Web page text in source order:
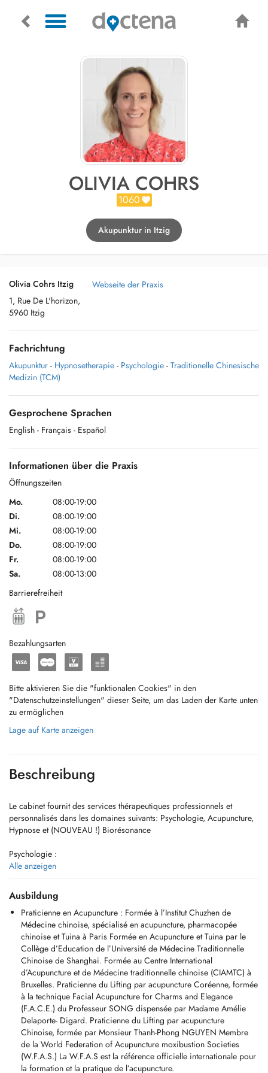
OLIVIA COHRS
1060
Akupunktur in Itzig
Olivia Cohrs Itzig
1, Rue De L'horizon,
5960 Itzig
Webseite der Praxis
Fachrichtung
Akupunktur - Hypnosetherapie - Psychologie - Traditionelle Chinesische
Medizin (TCM)
Gesprochene Sprachen
English - Français - Español
Informationen über die Praxis
Öffnungszeiten
Mo.
08:00-19:00
Di.
08:00-19:00
Mi.
08:00-19:00
Do.
08:00-19:00
Fr.
08:00-19:00
Sa.
08:00-13:00
Barrierefreiheit
Bezahlungsarten
Bitte aktivieren Sie die "funktionalen Cookies" in den
"Datenschutzeinstellungen" dieser Seite, um das Laden der Karte unten
zu ermöglichen
Lage auf Karte anzeigen
Beschreibung
Le cabinet fournit des services thérapeutiques professionnels et
personnalisés dans les domaines suivants: Psychologie, Acupuncture,
Hypnose et (NOUVEAU !) Biorésonance
Psychologie :
Après un cursus universitaire et une quinzaine d'années d'expériences
professionnelles en entreprises, notamment dans le domaine des
ressources humaines, mes compétences sont axées :
- sur les troubles anxieux
- sur la dépression, le stress, le burn-out,
- les difficultés professionnelles et personnelles,
- les traumatismes (agression, vol, maltraitance, etc.),
- les difficultés relationnelles
- la thérapie de couple (réconciliation, séparation, divorce).
- je pratique l'hypnose thérapeutique et l'EMDR.
Acupuncture:
- Acupuncture générale
- Acupuncture de la douleur
- Acupuncture de la fertilité/obstétrique/gynécologie
- Acupuncture esthétique
- Insomnies/anxiété/stress
- Cupping therapy/ventouses
Alle anzeigen
Ausbildung
Praticienne en Acupuncture : Formée à l’Institut Chuzhen de
Médecine chinoise, spécialisé en acupuncture, pharmacopée
chinoise et Tuina à Paris Formée en Acupuncture et Tuina par le
Collège d’Education de l’Université de Médecine Traditionnelle
Chinoise de Shanghai. Formée au Centre International
d’Acupuncture et de Médecine traditionnelle chinoise (CIAMTC) à
Bruxelles. Praticienne du Lifting par acupuncture Coréenne, formée
à la technique Facial Acupuncture for Charms and Elegance
(F.A.C.E.) du Professeur SONG dispensée par Madame Amélie
Delaporte- Digard. Praticienne du Lifting par acupuncture
Chinoise, formée par Monsieur Thanh-Phong NGUYEN Membre
de la World Federation of Acupuncture moxibustion Societies
(W.F.A.S.) La W.F.A.S est la référence officielle internationale pour
la formation et la pratique de l’acupuncture.